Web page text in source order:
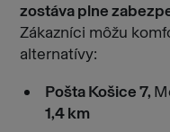
zostáva plne
Zákazníci môžu
alternatívy:
Pošta Košice 7,
1,4 km